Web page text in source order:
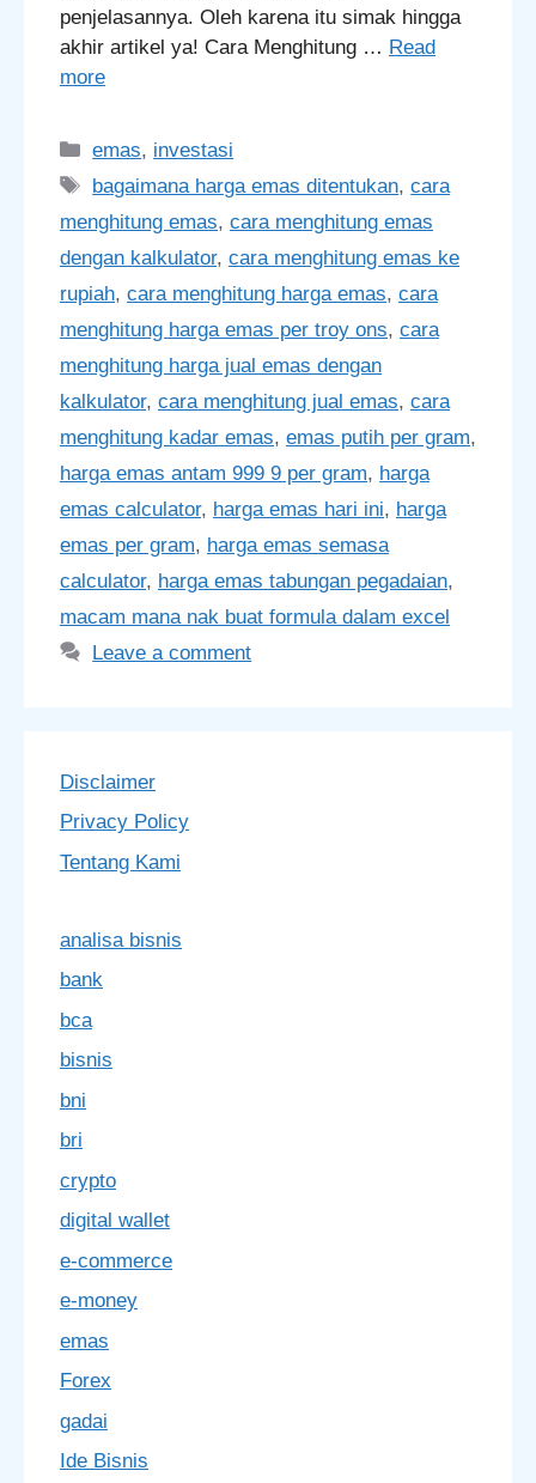
penjelasannya. Oleh karena itu simak hingga
akhir artikel ya! Cara Menghitung … Read
more
Categories
emas, investasi
Tags
bagaimana harga emas ditentukan,cara
menghitung emas, cara menghitung emas
dengan kalkulator, cara menghitung emas ke
rupiah, cara menghitung harga emas, cara
menghitung harga emas per troy ons, cara
menghitung harga jual emas dengan
kalkulator, cara menghitung jual emas, cara
menghitung kadar emas, emas putih per gram,
harga emas antam 999 9 per gram, harga
emas calculator, harga emas hari ini, harga
emas per gram, harga emas semasa
calculator, harga emas tabungan pegadaian,
macam mana nak buat formula dalam excel
Leave a comment
Disclaimer
Privacy Policy
Tentang Kami
analisa bisnis
bank
bca
bisnis
bni
bri
crypto
digital wallet
e-commerce
e-money
emas
Forex
gadai
Ide Bisnis